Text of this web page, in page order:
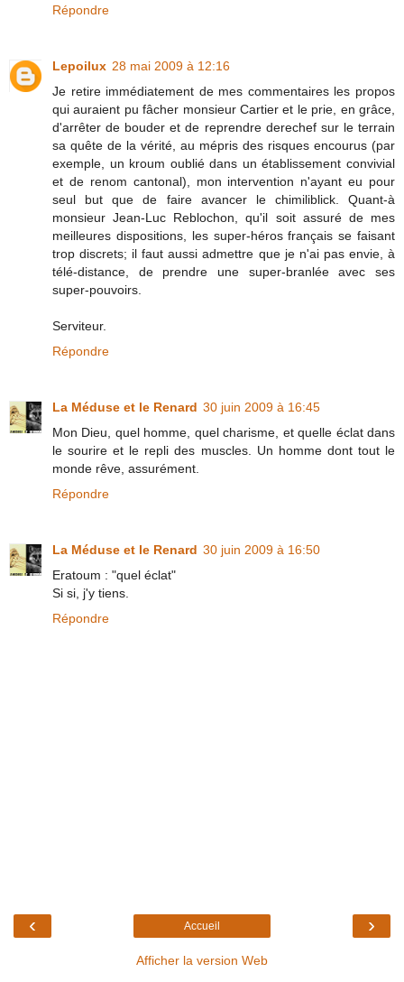
Répondre
Lepoilux 28 mai 2009 à 12:16
Je retire immédiatement de mes commentaires les propos
qui auraient pu fâcher monsieur Cartier et le prie, en grâce,
d'arrêter de bouder et de reprendre derechef sur le terrain
sa quête de la vérité, au mépris des risques encourus (par
exemple, un kroum oublié dans un établissement convivial
et de renom cantonal), mon intervention n'ayant eu pour
seul but que de faire avancer le chimiliblick. Quant-à
monsieur Jean-Luc Reblochon, qu'il soit assuré de mes
meilleures dispositions, les super-héros français se faisant
trop discrets; il faut aussi admettre que je n'ai pas envie, à
télé-distance, de prendre une super-branlée avec ses
super-pouvoirs.
Serviteur.
Répondre
La Méduse et le Renard 30 juin 2009 à 16:45
Mon Dieu, quel homme, quel charisme, et quelle éclat dans
le sourire et le repli des muscles. Un homme dont tout le
monde rêve, assurément.
Répondre
La Méduse et le Renard 30 juin 2009 à 16:50
Eratoum : "quel éclat"
Si si, j'y tiens.
Répondre
‹ ›
Accueil
Afficher la version Web